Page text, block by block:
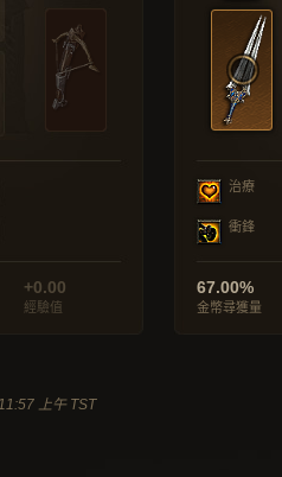
+0.00
經驗值
治療
衝鋒
67.00%
金幣尋獲量
上午 TST